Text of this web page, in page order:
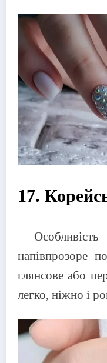
17.
напівпрозоре
глянсове або
легко, ніжно і